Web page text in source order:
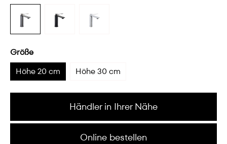
Größe
Höhe 20 cm
Höhe 30 cm
Händler in Ihrer Nähe
Online bestellen